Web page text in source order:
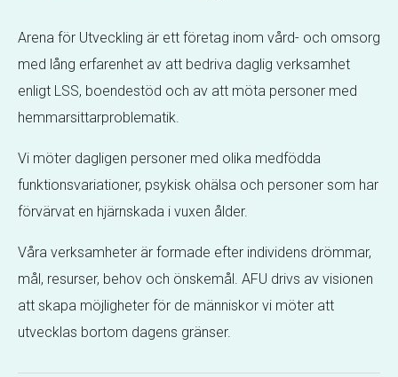
Arena för Utveckling är ett företag inom vård- och omsorg
med lång erfarenhet av att bedriva daglig verksamhet
enligt LSS, boendestöd och av att möta personer med
hemmarsittarproblematik.
Vi möter dagligen personer med olika medfödda
funktionsvariationer, psykisk ohälsa och personer som har
förvärvat en hjärnskada i vuxen ålder.
Våra verksamheter är formade efter individens drömmar,
mål, resurser, behov och önskemål. AFU drivs av visionen
att skapa möjligheter för de människor vi möter att
utvecklas bortom dagens gränser.